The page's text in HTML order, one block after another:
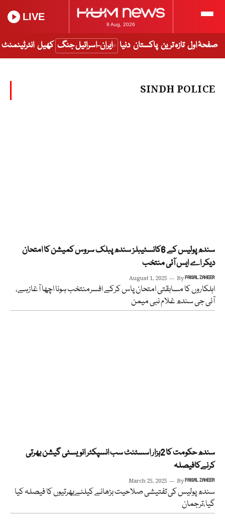
9 Aug, 2026
LIVE
صفحۂ اول تازہ ترین پاکستان دنیا ایران-اسرائیل جنگ کھیل انٹرٹینمنٹ
SINDH POLICE
سندھ پولیس کے 6کانسٹیبلز سندھ پبلک سروس کمیشن کا امتحان
دیکر اے ایس آئی منتخب
August 1, 2025 ByFAISAL ZAHEER
اہلکاروں کا مسابقتی امتحان پاس کرکے افسرمنتخب ہونا اچھا آغازہے،
آئی جی سندھ غلام نبی میمن
سندھ حکومت کا 2ہزار اسسٹنٹ سب انسپکٹر انویسٹی گیشن بھرتی
کرنےکافیصلہ
March 25, 2025 ByFAISAL ZAHEER
سندھ پولیس کی تفتیشی صلاحیت بڑھانے کیلئےبھرتیوں کا فیصلہ کیا
گیا،ترجمان